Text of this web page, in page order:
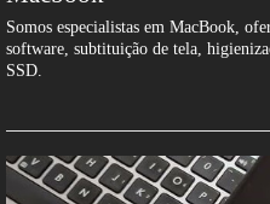
Somos especialistas em MacBook,
software, subtituição de tela,
SSD.